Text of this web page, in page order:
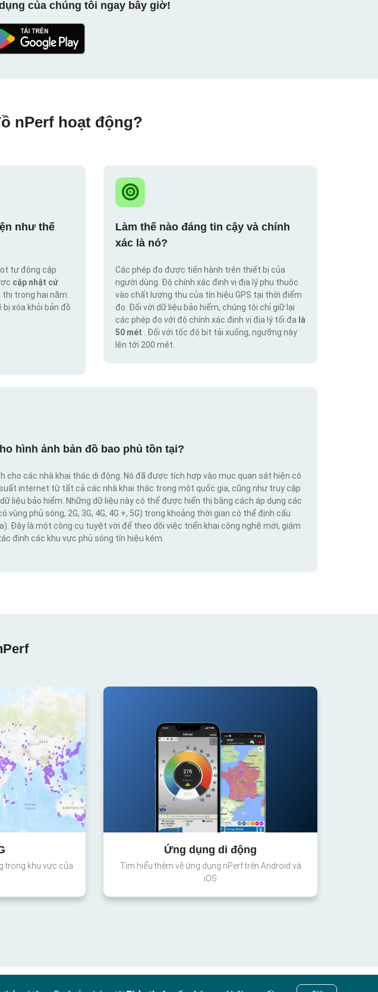
của chúng tôi ngay bây giờ!
nPerf hoạt động?
như thế
tự động cập
cập nhật cứ
thị trong hai năm.
xóa khỏi bản đồ
Làm thế nào đáng tin cậy và chính
xác là nó?
Các phép đo được tiến hành trên thiết bị của
người dùng. Độ chính xác định vị địa lý phụ thuộc
vào chất lượng thu của tín hiệu GPS tại thời điểm
đo. Đối với dữ liệu bảo hiểm, chúng tôi chỉ giữ lại
các phép đo với độ chính xác định vị địa lý tối đa là
50 mét
. Đối với tốc độ bit tải xuống, ngưỡng này
lên tới 200 mét.
hình ảnh bản đồ bao phủ tồn tại?
cho các nhà khai thác di động. Nó đã được tích hợp vào mục quan sát hiện có
internet từ tất cả các nhà khai thác trong một quốc gia, cũng như truy cập
liệu bảo hiểm. Những dữ liệu này có thể được hiển thị bằng cách áp dụng các
vùng phủ sóng, 2G, 3G, 4G, 4G +, 5G) trong khoảng thời gian có thể định cấu
Đây là một công cụ tuyệt vời để theo dõi việc triển khai công nghệ mới, giám
định các khu vực phủ sóng tín hiệu kém.
trong khu vực của
Ứng dụng di động
Tìm hiểu thêm về ứng dụng nPerf trên Android và
iOS